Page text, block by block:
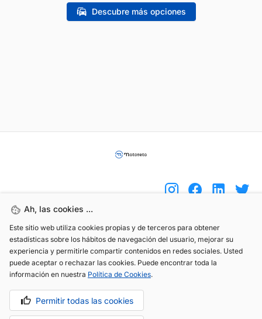
Descubre más opciones
Ah, las cookies ...
Este sitio web utiliza cookies propias y de terceros para obtener
estadísticas sobre los hábitos de navegación del usuario, mejorar su
experiencia y permitirle compartir contenidos en redes sociales. Usted
puede aceptar o rechazar las cookies. Puede encontrar toda la
información en nuestra Política de Cookies.
Permitir todas las cookies
(+34) 744 408 070
info@motoreto.com
Aviso legal Política de cookies